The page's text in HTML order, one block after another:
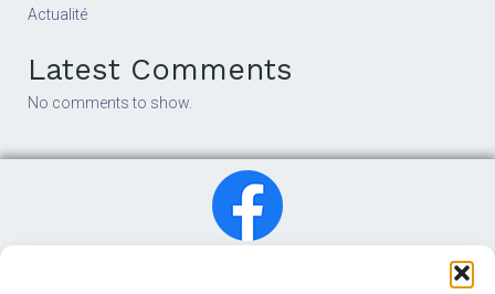
Actualité
Latest Comments
No comments to show.